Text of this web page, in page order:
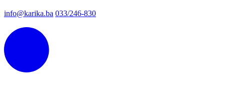
info@karika.ba 033/246-830